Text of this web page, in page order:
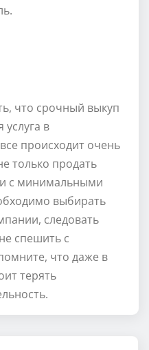
что срочный выкуп
в
происходит очень
только продать
с минимальными
выбирать
следовать
спешить с
что даже в
терять